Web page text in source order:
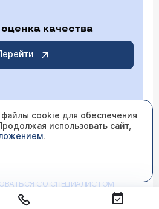
качества
НЕОБХОДИМО
СО СПЕЦИАЛИСТОМ
файлы cookie для обеспечения
использовать сайт,
.